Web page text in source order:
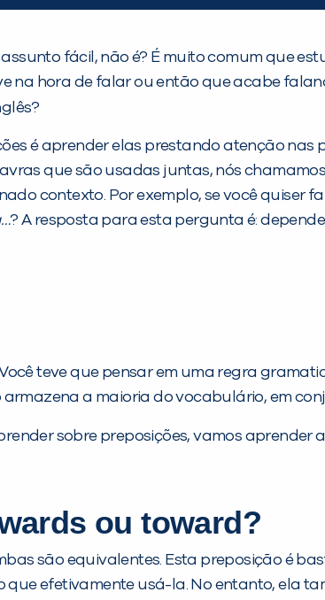
fácil, não é? É muito comum que
na hora de falar ou então que acabe
é aprender elas prestando atenção nas
que são usadas juntas, nós
contexto. Por exemplo, se você quiser
? A resposta para esta pergunta é:
teve que pensar em uma regra
armazena a maioria do vocabulário, em
sobre preposições, vamos aprender
ou toward?
são equivalentes. Esta preposição é
efetivamente usá-la. No entanto, ela